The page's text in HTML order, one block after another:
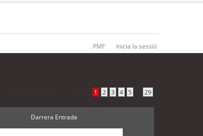
PMF Inicia la sessió
1 2 3 4 5 29
Darrera Entrada